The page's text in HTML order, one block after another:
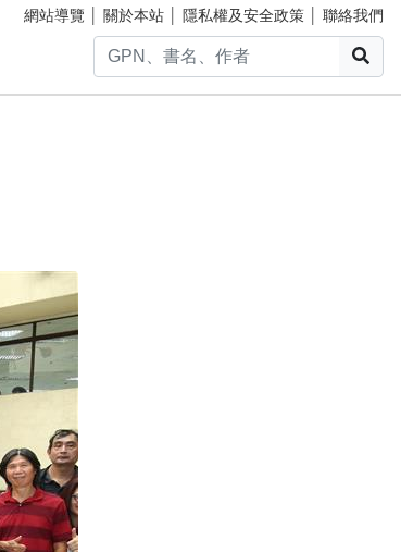
網站導覽 關於本站 隱私權及安全政策 聯絡我們